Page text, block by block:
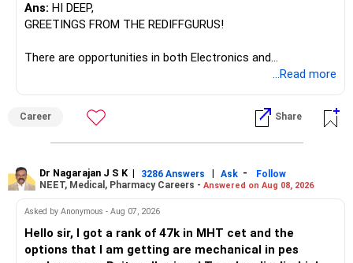
Ans: HI DEEP,
GREETINGS FROM THE REDIFFGURUS!
There are opportunities in both Electronics and
Telecommunications (EnTC) and Information Technology
than IT. The choice is yours. Given that the field is
constantly evolving, you must be ready to accept various
challenges after graduation. Additionally, consider pursuing
to enhance your job prospects.
BEST WISHES.
...Read more
Career Share
Dr Nagarajan J S K | 3286 Answers | Ask -
Follow
NEET, Medical, Pharmacy Careers - Answered on Aug 08, 2026
Asked by Anonymous - Aug 07, 2026
Hello sir, I got a rank of 47k in MHT cet and the
options that I am getting are mechanical in pes